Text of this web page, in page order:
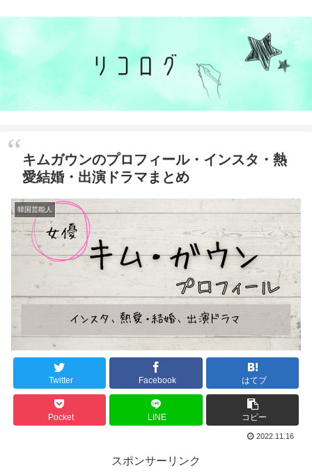
キムガウンのプロフィール・インスタ・熱
愛結婚・出演ドラマまとめ
韓国芸能人
Twitter Facebook はてブ
Pocket LINE コピー
2022.11.16
スポンサーリンク